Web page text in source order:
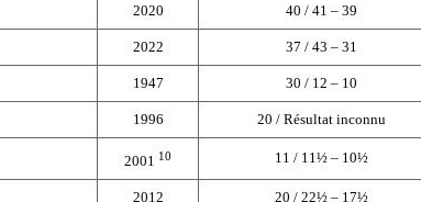
2020 40 / 41 – 39
2022 37 / 43 – 31
1947 30 / 12 – 10
1996 20 / Résultat inconnu
2001 10 11 / 11½ – 10½
2012 20 / 22½ – 17½